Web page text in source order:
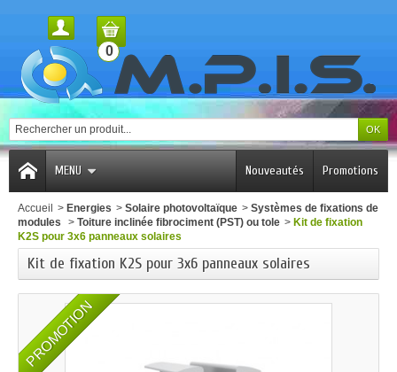
0
MENU Promotions
Nouveautés
Accueil > Energies > Solaire photovoltaïque > Systèmes de fixations de
modules
> Toiture inclinée fibrociment (PST) ou tole > Kit de fixation
K2S pour 3x6 panneaux solaires
Kit de fixation K2S pour 3x6 panneaux solaires
PROMOTION